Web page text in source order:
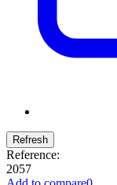
Reference:
2057